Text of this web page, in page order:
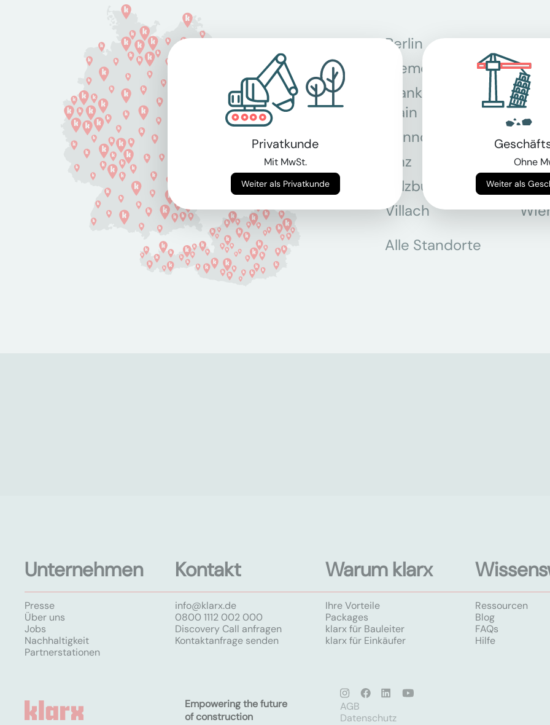
Berlin
Bremen
Frankfurt am
Main
Hannover
Köln
Linz
Salzburg
Villach
Alle Standorte
Unternehmen
Presse
Über uns
Jobs
Nachhaltigkeit
Partnerstationen
Kontakt
info@klarx.de
0800 1112 002 000
Discovery Call anfragen
Kontaktanfrage senden
Warum klarx
Ihre Vorteile
Packages
klarx für Bauleiter
klarx für Einkäufer
Ressourcen
Blog
FAQs
Hilfe
Empowering the future
of construction
AGB
Datenschutz
Privatkunde
Mit MwSt.
Weiter als Privatkunde
Ohne
Weiter als